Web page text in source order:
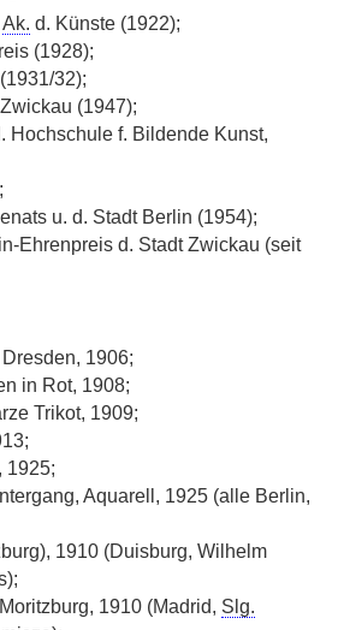
Ak. d. Künste (1922);
(1928);
32);
Zwickau (1947);
Hochschule f. Bildende Kunst,
u. d. Stadt Berlin (1954);
Ehrenpreis d. Stadt Zwickau (seit
1906;
in Rot, 1908;
Trikot, 1909;
1925;
Aquarell, 1925 (alle Berlin,
1910 (Duisburg, Wilhelm
1910 (Madrid, Slg.